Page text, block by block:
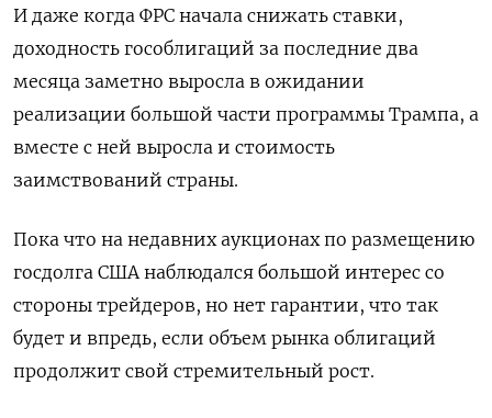
И даже когда ФРС начала снижать ставки,
доходность гособлигаций за последние два
месяца заметно выросла в ожидании
реализации большой части программы Трампа, а
вместе с ней выросла и стоимость
заимствований страны.
Пока что на недавних аукционах по размещению
госдолга США наблюдался большой интерес со
стороны трейдеров, но нет гарантии, что так
будет и впредь, если объем рынка облигаций
продолжит свой стремительный рост.